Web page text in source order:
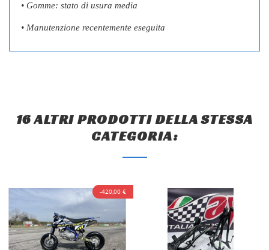
• Gomme: stato di usura media
• Manutenzione recentemente eseguita
16 ALTRI PRODOTTI DELLA STESSA
CATEGORIA:
-420,00 €